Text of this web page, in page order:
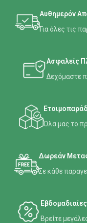
Αυθημερόν
Για όλες τις
Ασφαλείς
Δεχόμαστε
Όλα μας το
Δωρεάν
Σε κάθε
Βρείτε